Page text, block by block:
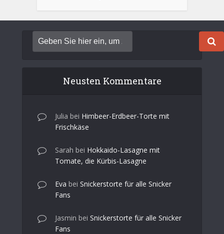
Neusten Kommentare
Julia bei Himbeer-Erdbeer-Torte mit
Frischkäse
Sarah bei Hokkaido-Lasagne mit
Tomate, die Kürbis-Lasagne
Eva bei Snickerstorte für alle Snicker
Fans
Jasmin bei Snickerstorte für alle Snicker
Fans